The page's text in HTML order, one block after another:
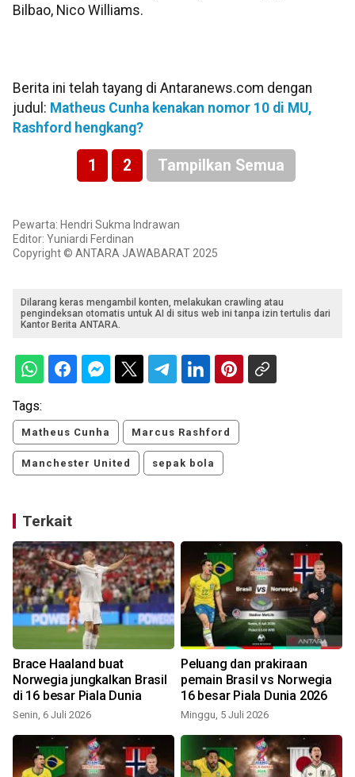
Bilbao, Nico Williams.
Berita ini telah tayang di Antaranews.com dengan
judul: Matheus Cunha kenakan nomor 10 di MU,
Rashford hengkang?
1 2 Tampilkan Semua
Pewarta: Hendri Sukma Indrawan
Editor: Yuniardi Ferdinan
Copyright © ANTARA JAWABARAT 2025
Dilarang keras mengambil konten, melakukan crawling atau
pengindeksan otomatis untuk AI di situs web ini tanpa izin tertulis dari
Kantor Berita ANTARA.
Tags:
Matheus Cunha Marcus Rashford
Manchester United sepak bola
Terkait
Brace Haaland buat
Norwegia jungkalkan Brasil
di 16 besar Piala Dunia
Senin, 6 Juli 2026
Peluang dan prakiraan
pemain Brasil vs Norwegia
16 besar Piala Dunia 2026
Minggu, 5 Juli 2026